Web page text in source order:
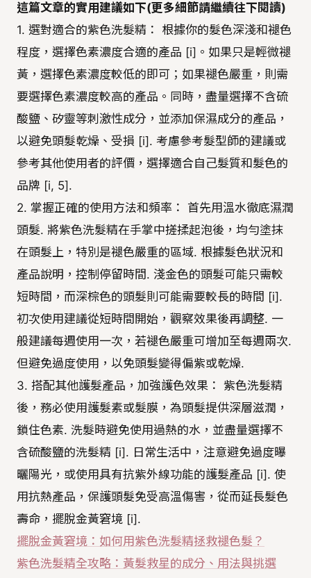
這篇文章的實用建議如下(更多細節請繼續往下閱讀)
1. 選對適合的紫色洗髮精： 根據你的髮色深淺和褪色
程度，選擇色素濃度合適的產品 [i]。如果只是輕微褪
黃，選擇色素濃度較低的即可；如果褪色嚴重，則需
要選擇色素濃度較高的產品。同時，盡量選擇不含硫
酸鹽、矽靈等刺激性成分，並添加保濕成分的產品，
以避免頭髮乾燥、受損 [i]. 考慮參考髮型師的建議或
參考其他使用者的評價，選擇適合自己髮質和髮色的
品牌 [i, 5].
2. 掌握正確的使用方法和頻率： 首先用溫水徹底濕潤
頭髮. 將紫色洗髮精在手掌中搓揉起泡後，均勻塗抹
在頭髮上，特別是褪色嚴重的區域. 根據髮色狀況和
產品說明，控制停留時間. 淺金色的頭髮可能只需較
短時間，而深棕色的頭髮則可能需要較長的時間 [i].
初次使用建議從短時間開始，觀察效果後再調整. 一
般建議每週使用一次，若褪色嚴重可增加至每週兩次.
但避免過度使用，以免頭髮變得偏紫或乾燥.
3. 搭配其他護髮產品，加強護色效果： 紫色洗髮精
後，務必使用護髮素或髮膜，為頭髮提供深層滋潤，
鎖住色素. 洗髮時避免使用過熱的水，並盡量選擇不
含硫酸鹽的洗髮精 [i]. 日常生活中，注意避免過度曝
曬陽光，或使用具有抗紫外線功能的護髮產品 [i]. 使
用抗熱產品，保護頭髮免受高溫傷害，從而延長髮色
壽命，擺脫金黃窘境 [i].
擺脫金黃窘境：如何用紫色洗髮精拯救褪色髮？
紫色洗髮精全攻略：黃髮救星的成分、用法與挑選